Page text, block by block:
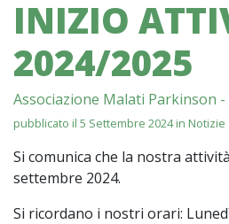
Pistoia
INIZIO
2024/2025
Associazione Malati Parkinson -
pubblicato il 5 Settembre 2024 in Notizie
Si comunica che la nostra
settembre 2024.
Si ricordano i nostri orari: